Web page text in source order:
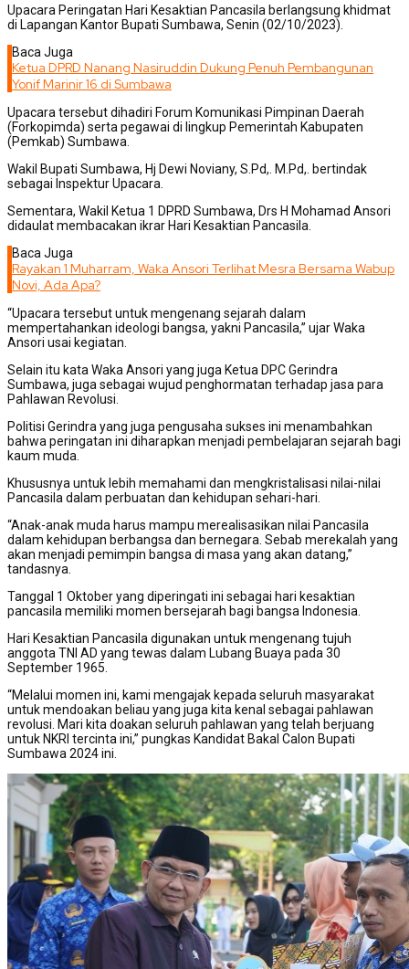
Upacara Peringatan Hari Kesaktian Pancasila berlangsung khidmat
di Lapangan Kantor Bupati Sumbawa, Senin (02/10/2023).
Baca Juga
Ketua DPRD Nanang Nasiruddin Dukung Penuh Pembangunan
Yonif Marinir 16 di Sumbawa
Upacara tersebut dihadiri Forum Komunikasi Pimpinan Daerah
(Forkopimda) serta pegawai di lingkup Pemerintah Kabupaten
(Pemkab) Sumbawa.
Wakil Bupati Sumbawa, Hj Dewi Noviany, S.Pd,. M.Pd,. bertindak
sebagai Inspektur Upacara.
Sementara, Wakil Ketua 1 DPRD Sumbawa, Drs H Mohamad Ansori
didaulat membacakan ikrar Hari Kesaktian Pancasila.
Baca Juga
Rayakan 1 Muharram, Waka Ansori Terlihat Mesra Bersama Wabup
Novi, Ada Apa?
“Upacara tersebut untuk mengenang sejarah dalam
mempertahankan ideologi bangsa, yakni Pancasila,” ujar Waka
Ansori usai kegiatan.
Selain itu kata Waka Ansori yang juga Ketua DPC Gerindra
Sumbawa, juga sebagai wujud penghormatan terhadap jasa para
Pahlawan Revolusi.
Politisi Gerindra yang juga pengusaha sukses ini menambahkan
bahwa peringatan ini diharapkan menjadi pembelajaran sejarah bagi
kaum muda.
Khususnya untuk lebih memahami dan mengkristalisasi nilai-nilai
Pancasila dalam perbuatan dan kehidupan sehari-hari.
“Anak-anak muda harus mampu merealisasikan nilai Pancasila
dalam kehidupan berbangsa dan bernegara. Sebab merekalah yang
akan menjadi pemimpin bangsa di masa yang akan datang,”
tandasnya.
Tanggal 1 Oktober yang diperingati ini sebagai hari kesaktian
pancasila memiliki momen bersejarah bagi bangsa Indonesia.
Hari Kesaktian Pancasila digunakan untuk mengenang tujuh
anggota TNI AD yang tewas dalam Lubang Buaya pada 30
September 1965.
“Melalui momen ini, kami mengajak kepada seluruh masyarakat
untuk mendoakan beliau yang juga kita kenal sebagai pahlawan
revolusi. Mari kita doakan seluruh pahlawan yang telah berjuang
untuk NKRI tercinta ini,” pungkas Kandidat Bakal Calon Bupati
Sumbawa 2024 ini.